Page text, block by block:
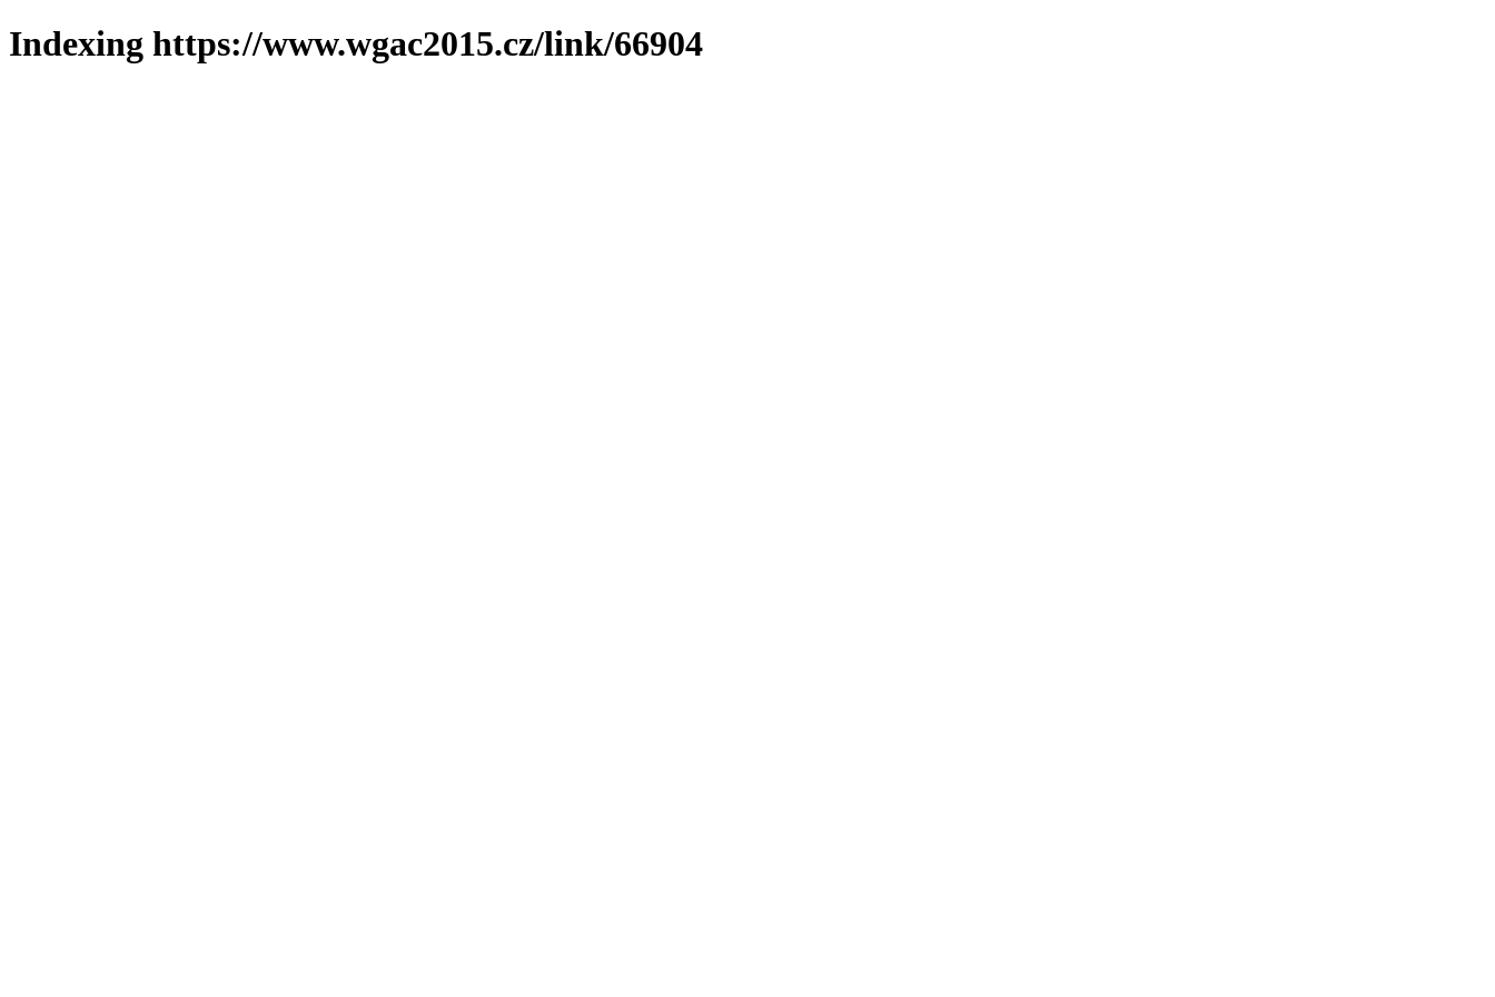
Indexing https://www.wgac2015.cz/link/66904